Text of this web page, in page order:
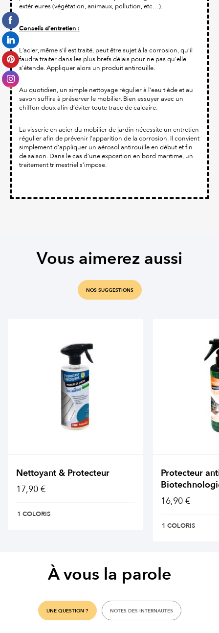
extérieures (végétation, animaux, pollution, etc…).
Conseils d’entretien :
L’acier, même s’il est traité, peut être sujet à la corrosion, qu’il
faudra traiter dans les plus brefs délais pour ne pas qu’elle
s’étende. Appliquer alors un produit antirouille.
Au quotidien, un simple nettoyage régulier à l’eau tiède et au
savon suffira à préserver le mobilier. Bien essuyer avec un
chiffon doux afin d’éviter toute trace de calcaire.
La visserie en acier du mobilier de jardin nécessite un entretien
régulier afin de prévenir l’apparition de la corrosion. Il convient
simplement d’appliquer un aérosol antirouille en début et fin
de saison. Dans le cas d’une exposition en bord maritime, un
traitement trimestriel s’impose.
Vous aimerez aussi
NOS SUGGESTIONS
Nettoyant & Protecteur
17,90 €
1 COLORIS
Protecteur
16,90 €
1 COLORIS
À vous la parole
UNE QUESTION ? NOTES DES INTERNAUTES